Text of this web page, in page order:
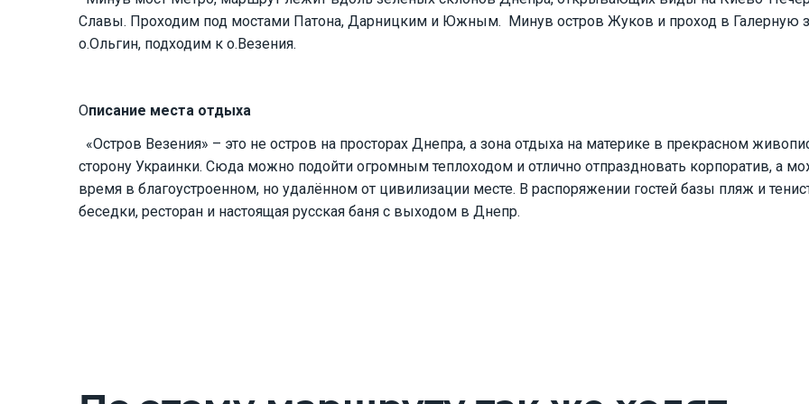
Славы. Проходим под мостами Патона, Дарницким и Южным. Минув остров Жуков и проход в Галерную
о.Ольгин, подходим к о.Везения.
Описание места отдыха
«Остров Везения» – это не остров на просторах Днепра, а зона отдыха на материке в прекрасном
сторону Украинки. Сюда можно подойти огромным теплоходом и отлично отпраздновать корпоратив, а
время в благоустроенном, но удалённом от цивилизации месте. В распоряжении гостей базы пляж и
беседки, ресторан и настоящая русская баня с выходом в Днепр.